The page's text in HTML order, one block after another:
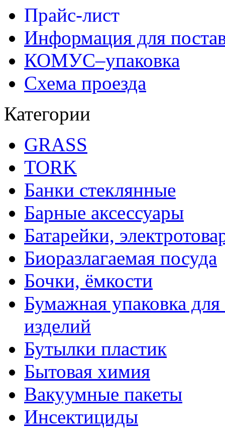
Прайс-лист
Информация для
КОМУС–упаковка
Схема проезда
Категории
GRASS
TORK
Банки стеклянные
Барные аксессуары
Батарейки,
Биоразлагаемая посуда
Бочки, ёмкости
Бумажная упаковка
изделий
Бутылки пластик
Бытовая химия
Вакуумные пакеты
Инсектициды